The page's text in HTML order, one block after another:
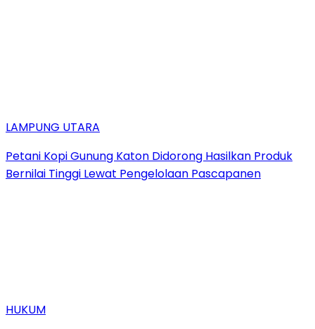
LAMPUNG UTARA
Petani Kopi Gunung Katon Didorong Hasilkan Produk
Bernilai Tinggi Lewat Pengelolaan Pascapanen
HUKUM